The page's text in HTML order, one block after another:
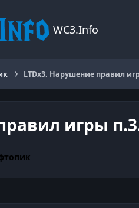
WC3.Info
LTDx3. Нарушение правил
игры